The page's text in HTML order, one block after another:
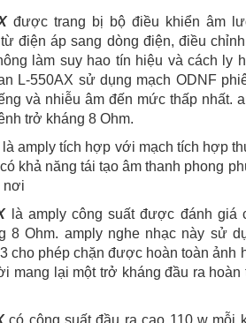
được trang bị bộ điều khiển âm
điện áp sang dòng điện, điều
làm suy hao tín hiệu và cách ly
L-550AX sử dụng mạch ODNF
và nhiễu âm đến mức thấp nhất.
trở kháng 8 Ohm.
là amply tích hợp với mạch tích hợp
khả năng tái tạo âm thanh phong
nơi
là amply công suất được đánh giá
8 Ohm. amply nghe nhạc này sử
cho phép chặn được hoàn toàn
mang lại một trở kháng đầu ra